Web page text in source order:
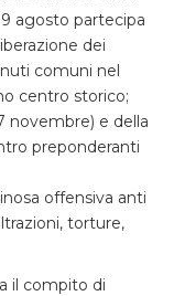
agosto partecipa
dei
comuni nel
centro storico;
novembre) e della
preponderanti
offensiva anti
torture,
il compito di